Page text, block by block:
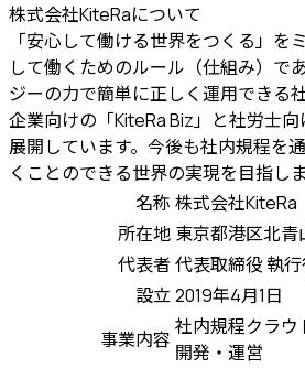
株式会社KiteRaについて
「安心して働ける世界をつくる」を
して働くためのルール（仕組み）で
ジーの力で簡単に正しく運用できる
企業向けの「KiteRa Biz」と社労士
展開しています。今後も社内規程を
くことのできる世界の実現を目指しま
名称 株式会社KiteRa
所在地 東京都港区北
代表者代表取締役 執
設立2019年4月1日
事業内容
社内規程クラウ
開発・運営